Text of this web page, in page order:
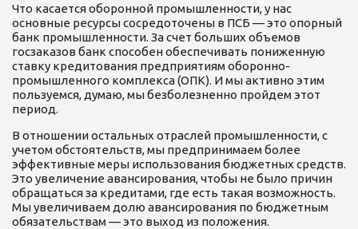
Что касается оборонной промышленности, у нас
основные ресурсы сосредоточены в ПСБ — это опорный
банк промышленности. За счет больших объемов
госзаказов банк способен обеспечивать пониженную
ставку кредитования предприятиям оборонно-
промышленного комплекса (ОПК). И мы активно этим
пользуемся, думаю, мы безболезненно пройдем этот
период.
В отношении остальных отраслей промышленности, с
учетом обстоятельств, мы предпринимаем более
эффективные меры использования бюджетных средств.
Это увеличение авансирования, чтобы не было причин
обращаться за кредитами, где есть такая возможность.
Мы увеличиваем долю авансирования по бюджетным
обязательствам — это выход из положения.